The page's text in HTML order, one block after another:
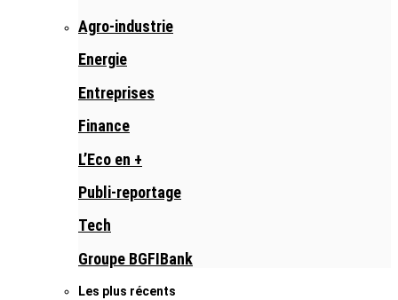
Agro-industrie
Energie
Entreprises
Finance
L’Eco en +
Publi-reportage
Tech
Groupe BGFIBank
Les plus récents